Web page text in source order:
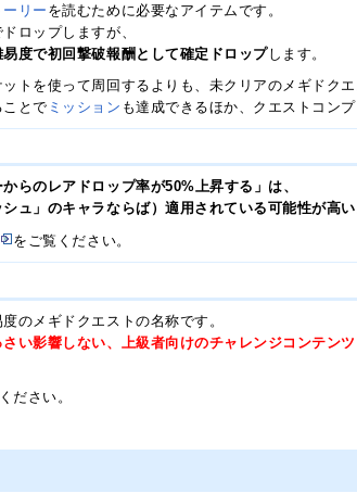
リー を読むために必要なアイテムです。
ロップしますが、
度で初回撃破報酬として確定ドロップします。
トを使って周回するよりも、未クリアのメギドク
とで ミッション も達成できるほか、クエストコン
らのレアドロップ率が50%上昇する」は、
ュ」のキャラならば）適用されている可能性が高い
をご覧ください。
のメギドクエストの名称です。
い影響しない、上級者向けのチャレンジコンテンツ
ださい。